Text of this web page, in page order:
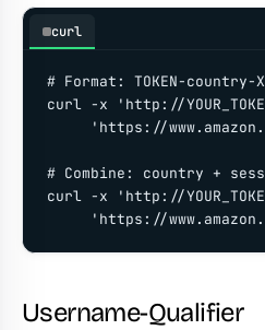
curl
# Format: TOKEN-country-
curl -x 'http://
'https://
# Combine: country +
curl -x 'http://
'https://
Username-Qualifier